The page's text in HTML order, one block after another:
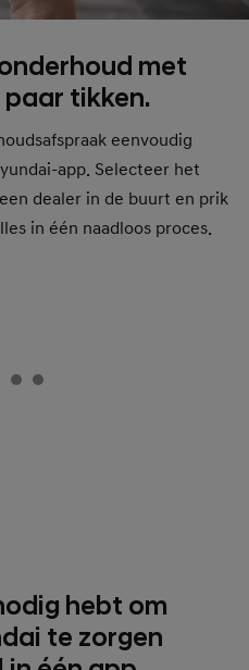
met
tikken.
eenvoudig
app. Selecteer het
dealer in de buurt en prik
in één naadloos proces.
hebt om
te zorgen